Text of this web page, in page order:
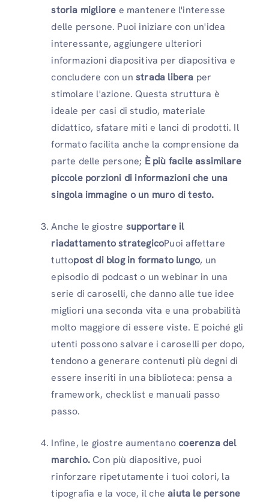
storia migliore e mantenere l'interesse
delle persone. Puoi iniziare con un'idea
interessante, aggiungere ulteriori
informazioni diapositiva per diapositiva e
concludere con un strada libera per
stimolare l'azione. Questa struttura è
ideale per casi di studio, materiale
didattico, sfatare miti e lanci di prodotti. Il
formato facilita anche la comprensione da
parte delle persone; È più facile assimilare
piccole porzioni di informazioni che una
singola immagine o un muro di testo.
Anche le giostre supportare il
riadattamento strategicoPuoi affettare
tuttopost di blog in formato lungo, un
episodio di podcast o un webinar in una
serie di caroselli, che danno alle tue idee
migliori una seconda vita e una probabilità
molto maggiore di essere viste. E poiché gli
utenti possono salvare i caroselli per dopo,
tendono a generare contenuti più degni di
essere inseriti in una biblioteca: pensa a
framework, checklist e manuali passo
passo.
Infine, le giostre aumentanocoerenza del
marchio.Con più diapositive, puoi
rinforzare ripetutamente i tuoi colori, la
tipografia e la voce, il cheaiuta le persone